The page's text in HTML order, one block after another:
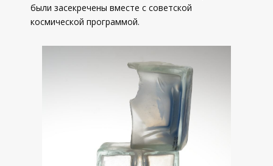
были засекречены вместе с советской
космической программой.